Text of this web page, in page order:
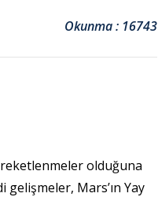
Okunma : 16743
olduğuna
Mars’ın Yay